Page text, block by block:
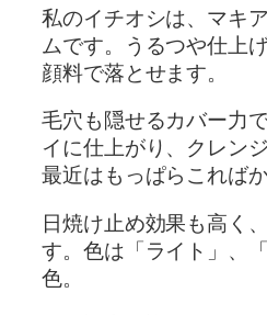
私のイチオシは、マキ
ムです。うるつや仕上
顔料で落とせます。
毛穴も隠せるカバー力
イに仕上がり、クレン
最近はもっぱらこれば
日焼け止め効果も高く
す。色は「ライト」、
色。